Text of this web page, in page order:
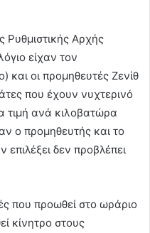
Ρυθμιστικής Αρχής
είχαν τον
και οι προμηθευτές Ζενίθ
που έχουν νυχτερινό
τιμή ανά κιλοβατώρα
ο προμηθευτής και το
δεν προβλέπει
που προωθεί στο ωράριο
κίνητρο στους